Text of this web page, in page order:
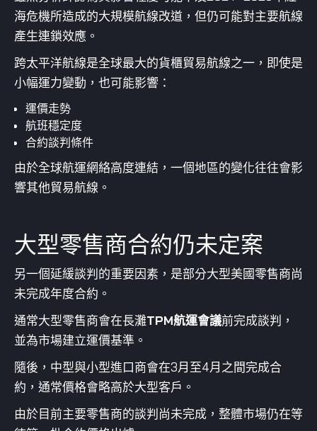
海危機所造成的大規模航線改道，但仍可能對主要航線
產生連鎖效應。
跨太平洋航線是全球最大的貨櫃貿易航線之一，即使是
小幅運力變動，也可能影響：
運價走勢
航班穩定度
合約談判條件
由於全球航運網絡高度連結，一個地區的變化往往會影
響其他貿易航線。
大型零售商合約仍未定案
另一個延緩談判的重要因素，是部分大型美國零售商尚
未完成年度合約。
通常大型零售商會在長灘TPM航運會議前完成談判，
並為市場建立運價基準。
隨後，中型與小型進口商會在3月至4月之間完成合
約，通常價格會略高於大型客戶。
由於目前主要零售商的談判尚未完成，整體市場仍在等